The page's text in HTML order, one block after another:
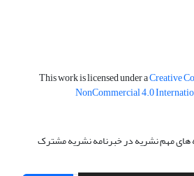
This work is licensed under aCreative
NonCommercial 4.0
های مهم نشریه در خبرنامه نشریه مشترک